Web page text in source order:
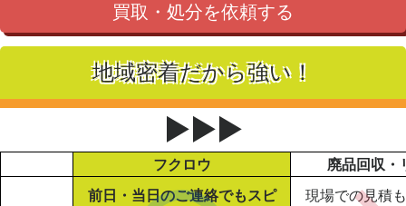
買取・処分を依頼する
地域密着だから強い！
▶▶▶
フクロウ 廃品回収・
前日・当日のご連絡でもスピ
現場での見積